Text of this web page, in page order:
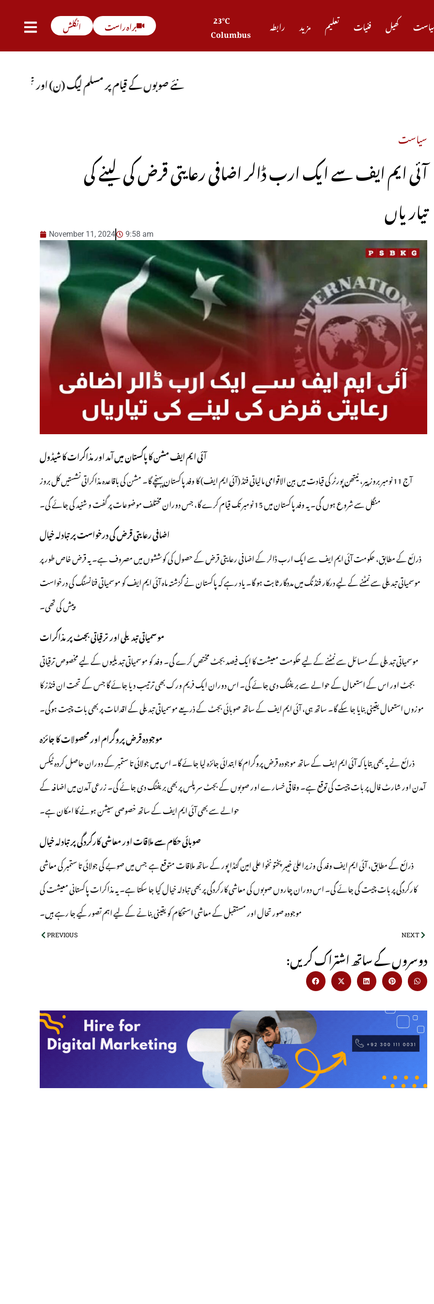
انگلش براہ راست 23°C
Columbus رابطہ مزید تعلیم فنیات کھیل
نئے صوبوں کے قیام پر مسلم لیگ (ن) اور تحریک انصاف کا
سیاست
آئی ایم ایف سے ایک ارب ڈالر اضافی رعایتی قرض کی لینے کی
تیاریاں
November 11, 2024 9:58 am
آئی ایم ایف مشن کا پاکستان میں آمد اور مذاکرات کا شیڈول
آج 11 نومبر بروز پیر، نیتھن پورٹر کی قیادت میں بین الاقوامی مالیاتی فنڈ (آئی ایم ایف) کا وفد پاکستان پہنچے گا۔ مشن کی باقاعدہ مذاکراتی نشستیں کل بروز
منگل سے شروع ہوں گی۔ یہ وفد پاکستان میں 15 نومبر تک قیام کرے گا، جس دوران مختلف موضوعات پر گفت و شنید کی جائے گی۔
اضافی رعایتی قرض کی درخواست پر تبادلہ خیال
ذرائع کے مطابق، حکومت آئی ایم ایف سے ایک ارب ڈالر کے اضافی رعایتی قرض کے حصول کی کوششوں میں مصروف ہے۔ یہ قرض خاص طور پر
موسمیاتی تبدیلی سے نمٹنے کے لیے درکار فنڈنگ میں مددگار ثابت ہو گا۔ یاد رہے کہ پاکستان نے گزشتہ ماہ آئی ایم ایف کو موسمیاتی فنانسنگ کی درخواست
پیش کی تھی۔
موسمیاتی تبدیلی اور ترقیاتی بجٹ پر مذاکرات
موسمیاتی تبدیلی کے مسائل سے نمٹنے کے لیے حکومت معیشت کا ایک فیصد بجٹ مختص کرے گی۔ وفد کو موسمیاتی تبدیلیوں کے لیے مخصوص ترقیاتی
بجٹ اور اس کے استعمال کے حوالے سے بریفنگ دی جائے گی۔ اس دوران ایک فریم ورک بھی ترتیب دیا جائے گا جس کے تحت ان فنڈز کا
موزوں استعمال یقینی بنایا جا سکے گا۔ ساتھ ہی، آئی ایم ایف کے ساتھ صوبائی بجٹ کے ذریعے موسمیاتی تبدیلی کے اقدامات پر بھی بات چیت ہوگی۔
موجودہ قرض پروگرام اور محصولات کا جائزہ
ذرائع نے یہ بھی بتایا کہ آئی ایم ایف کے ساتھ موجودہ قرض پروگرام کا ابتدائی جائزہ لیا جائے گا۔ اس میں جولائی تا ستمبر کے دوران حاصل کردہ ٹیکس
آمدن اور شارٹ فال پر بات چیت کی توقع ہے۔ وفاقی خسارے اور صوبوں کے بجٹ سرپلس پر بھی بریفنگ دی جائے گی۔ زرعی آمدن میں اضافہ کے
حوالے سے بھی آئی ایم ایف کے ساتھ خصوصی سیشن ہونے کا امکان ہے۔
صوبائی حکام سے ملاقات اور معاشی کارکردگی پر تبادلہ خیال
ذرائع کے مطابق، آئی ایم ایف وفد کی وزیراعلیٰ خیبرپختونخوا علی امین گنڈا پور کے ساتھ ملاقات متوقع ہے جس میں صوبے کی جولائی تا ستمبر کی معاشی
کارکردگی پر بات چیت کی جائے گی۔ اس دوران چاروں صوبوں کی معاشی کارکردگی پر بھی تبادلہ خیال کیا جا سکتا ہے۔ یہ مذاکرات پاکستانی معیشت کی
موجودہ صورتحال اور مستقبل کے معاشی استحکام کو یقینی بنانے کے لیے اہم تصور کیے جا رہے ہیں۔
PREVIOUS NEXT
:دوسروں کے ساتھ اشتراک کریں